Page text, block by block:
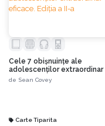
Cele 7 obişnuinţe ale
adolescenţilor extraordinar
eficace. Ediția a II-a
de Sean Covey
Carte Tiparita